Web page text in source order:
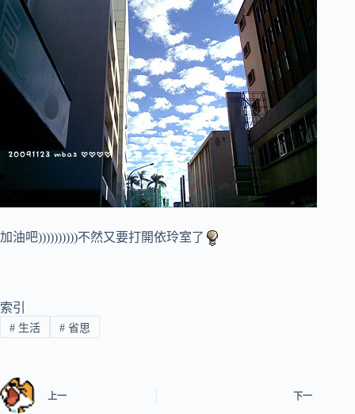
加油吧))))))))))不然又要打開依玲室了
索引
#生活 #省思
上一 下一